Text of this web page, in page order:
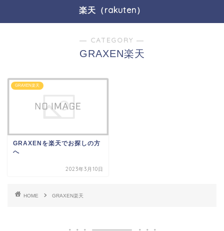
楽天（rakuten）
― CATEGORY ―
GRAXEN楽天
GRAXEN楽天
GRAXENを楽天でお探しの方
へ
2023年3月10日
HOME GRAXEN楽天